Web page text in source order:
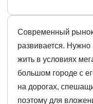
Современный
развивается. Нужно
жить в условиях
большом городе с
на дорогах,
поэтому для